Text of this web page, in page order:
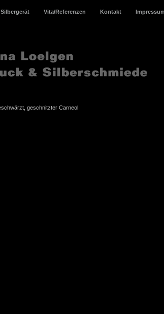
Silbergerät Vita/Referenzen Kontakt
geschnitzter Carneol
geschnitzter Carneol